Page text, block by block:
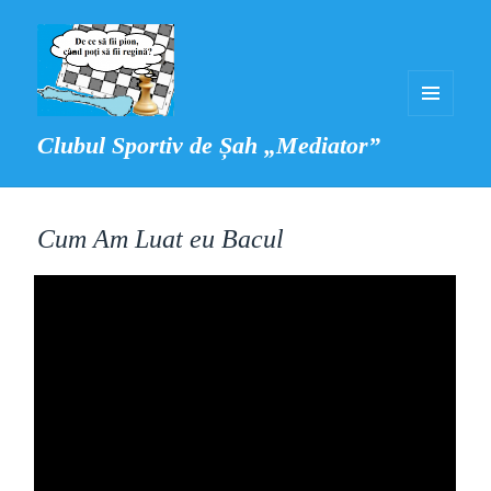
Clubul Sportiv de Șah „Mediator”
Cum Am Luat eu Bacul